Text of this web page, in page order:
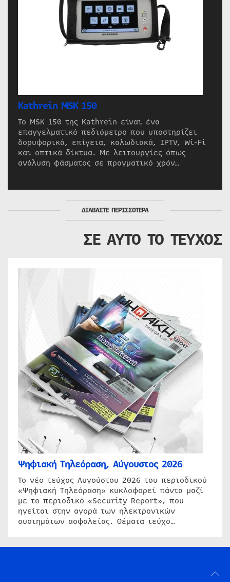
Kathrein MSK 150
Το MSK 150 της Kathrein είναι ένα
επαγγελματικό πεδιόμετρο που υποστηρίζει
δορυφορικά, επίγεια, καλωδιακά, IPTV, Wi-Fi
και οπτικά δίκτυα. Με λειτουργίες όπως
ανάλυση φάσματος σε πραγματικό χρόν…
ΔΙΑΒΑΣΤΕ ΠΕΡΙΣΣΟΤΕΡΑ
ΣΕ ΑΥΤΟ ΤΟ ΤΕΥΧΟΣ
Ψηφιακή Τηλεόραση, Αύγουστος 2026
Το νέο τεύχος Αυγούστου 2026 του περιοδικού
«Ψηφιακή Τηλεόραση» κυκλοφορεί πάντα μαζί
με το περιοδικό «Security Report», που
ηγείται στην αγορά των ηλεκτρονικών
συστημάτων ασφαλείας. Θέματα τεύχο…